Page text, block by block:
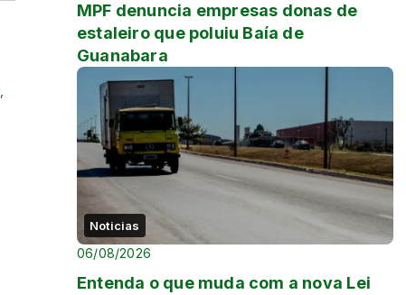
MPF denuncia empresas donas de
estaleiro que poluiu Baía de
Guanabara
Noticias
06/08/2026
Entenda o que muda com a nova Lei